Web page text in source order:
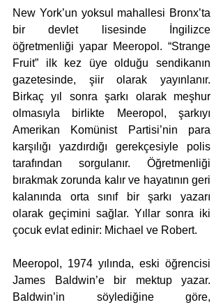
New York’un yoksul mahallesi Bronx’ta
bir devlet lisesinde İngilizce
öğretmenliği yapar Meeropol. “Strange
Fruit” ilk kez üye olduğu sendikanın
gazetesinde, şiir olarak yayınlanır.
Birkaç yıl sonra şarkı olarak meşhur
olmasıyla birlikte Meeropol, şarkıyı
Amerikan Komünist Partisi’nin para
karşılığı yazdırdığı gerekçesiyle polis
tarafından sorgulanır. Öğretmenliği
bırakmak zorunda kalır ve hayatının geri
kalanında orta sınıf bir şarkı yazarı
olarak geçimini sağlar. Yıllar sonra iki
çocuk evlat edinir: Michael ve Robert.
Meeropol, 1974 yılında, eski öğrencisi
James Baldwin’e bir mektup yazar.
Baldwin’in söylediğine göre,